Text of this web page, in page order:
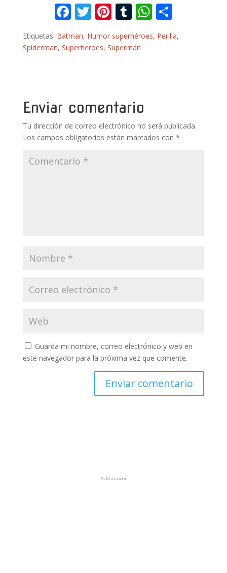
F
e
k
T
itt
Pi
er
T
u
m
W
h
at m
Etiquetas: Batman, Humor superhéroes, Perilla,
Spiderman, Superheroes, Superman
Enviar comentario
Tu dirección de correo electrónico no será publicada.
Los campos obligatorios están marcados con *
Guarda mi nombre, correo electrónico y web en
este navegador para la próxima vez que comente.
Publicidad